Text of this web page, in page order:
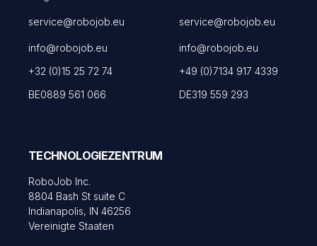
service@robojob.eu
info@robojob.eu
+32 (0)15 25 72 74
BE0889 561 066
service@robojob.eu
info@robojob.eu
+49 (0)7134 917 4339
DE319 559 293
TECHNOLOGIEZENTRUM
RoboJob Inc.
8804 Bash St suite C
Indianapolis, IN 46256
Vereinigte Staaten